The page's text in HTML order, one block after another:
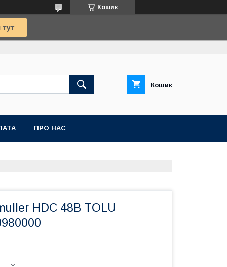
Кошик
Кошик
ПРО НАС
HDC 48B TOLU